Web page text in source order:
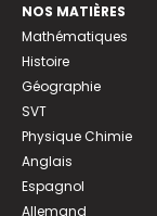
NOS MATIÈRES
Mathématiques
Histoire
Géographie
SVT
Physique Chimie
Anglais
Espagnol
Allemand